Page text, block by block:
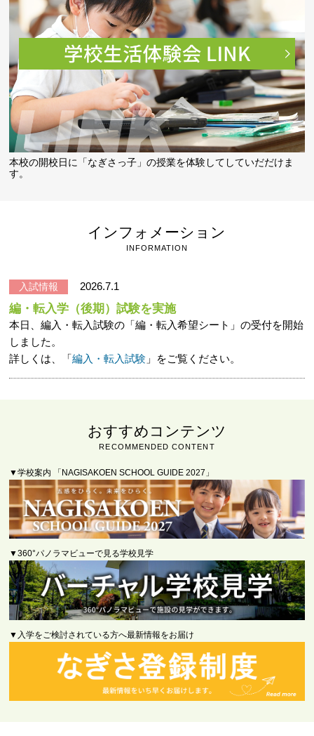
本校の開校日に「なぎさっ子」の授業を体験してしていだだけま
す。
インフォメーション
INFORMATION
入試情報 2026.7.1
編・転入学（後期）試験を実施
本日、編入・転入試験の「編・転入希望シート」の受付を開始
しました。
詳しくは、「編入・転入試験 」をご覧ください。
おすすめコンテンツ
RECOMMENDED CONTENT
▼学校案内 「NAGISAKOEN SCHOOL GUIDE 2027」
▼360°パノラマビューで見る学校見学
▼入学をご検討されている方へ最新情報をお届け